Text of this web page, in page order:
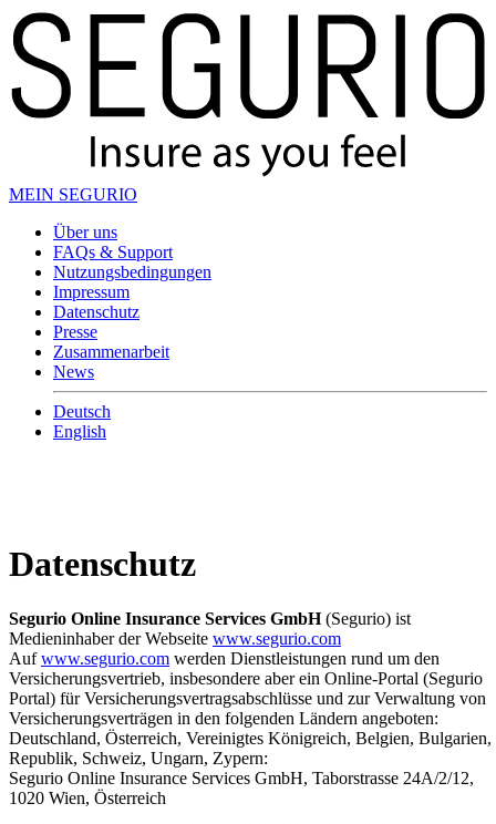
MEIN SEGURIO
Über uns
FAQs & Support
Nutzungsbedingungen
Impressum
Datenschutz
Presse
Zusammenarbeit
News
Deutsch
English
Datenschutz
Segurio Online Insurance Services GmbH(Segurio) ist
Medieninhaber der Webseite www.segurio.com
Aufwww.segurio.com werden Dienstleistungen rund um den
Versicherungsvertrieb, insbesondere aber ein Online-Portal (Segurio
Portal) für Versicherungsvertragsabschlüsse und zur Verwaltung von
Versicherungsverträgen in den folgenden Ländern angeboten:
Deutschland, Österreich, Vereinigtes Königreich, Belgien,
Republik, Schweiz, Ungarn, Zypern:
Segurio Online Insurance Services GmbH, Taborstrasse 24A/2/12,
1020 Wien, Österreich